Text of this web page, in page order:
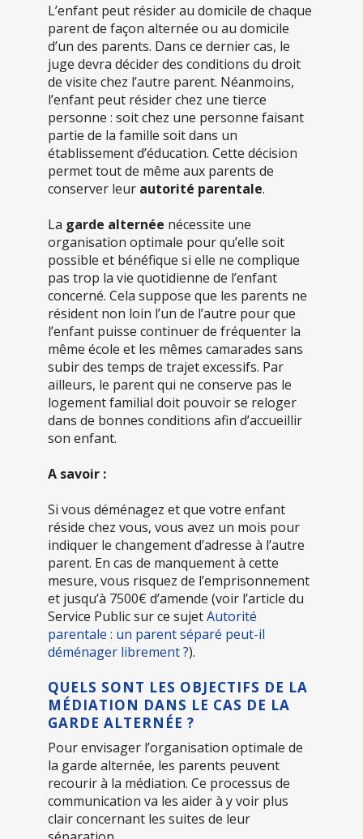
L’enfant peut résider au domicile de chaque
parent de façon alternée ou au domicile
d’un des parents. Dans ce dernier cas, le
juge devra décider des conditions du droit
de visite chez l’autre parent. Néanmoins,
l’enfant peut résider chez une tierce
personne : soit chez une personne faisant
partie de la famille soit dans un
établissement d’éducation. Cette décision
permet tout de même aux parents de
conserver leur autorité parentale.
La garde alternée nécessite une
organisation optimale pour qu’elle soit
possible et bénéfique si elle ne complique
pas trop la vie quotidienne de l’enfant
concerné. Cela suppose que les parents ne
résident non loin l’un de l’autre pour que
l’enfant puisse continuer de fréquenter la
même école et les mêmes camarades sans
subir des temps de trajet excessifs. Par
ailleurs, le parent qui ne conserve pas le
logement familial doit pouvoir se reloger
dans de bonnes conditions afin d’accueillir
son enfant.
A savoir :
Si vous déménagez et que votre enfant
réside chez vous, vous avez un mois pour
indiquer le changement d’adresse à l’autre
parent. En cas de manquement à cette
mesure, vous risquez de l’emprisonnement
et jusqu’à 7500€ d’amende (voir l’article du
Service Public sur ce sujetAutorité
parentale : un parent séparé peut-il
déménager librement ?).
QUELS SONT LES OBJECTIFS DE LA
MÉDIATION DANS LE CAS DE LA
GARDE ALTERNÉE ?
Pour envisager l’organisation optimale de
la garde alternée, les parents peuvent
recourir à la médiation. Ce processus de
communication va les aider à y voir plus
clair concernant les suites de leur